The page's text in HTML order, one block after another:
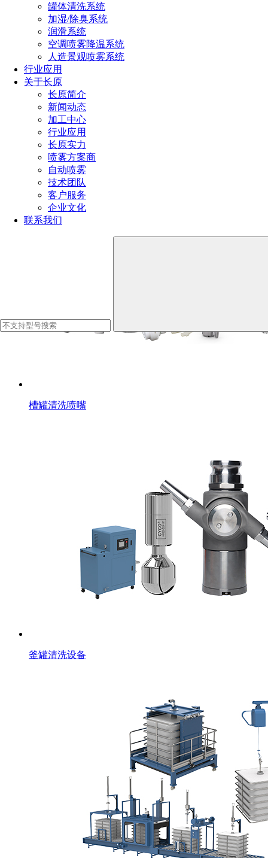
罐体清洗系统
加湿/除臭系统
润滑系统
空调喷雾降温系统
人造景观喷雾系统
行业应用
关于长原
长原简介
新闻动态
加工中心
行业应用
长原实力
喷雾方案商
自动喷雾
技术团队
客户服务
企业文化
联系我们
消防喷头型号类型及其应用大全（不同环境消防喷头的
选型技巧）
喷雾器喷头的种类有哪些型号（雾化喷头哪种效果最好
用）
喷头的种类有哪些（喷头分类全解析）
191-1929-8456
槽罐清洗喷嘴
釜罐清洗设备